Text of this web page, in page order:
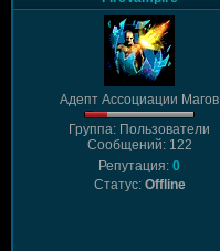
Адепт Ассоциации Магов
Группа: Пользователи
Сообщений: 122
Репутация: 0
Статус: Offline